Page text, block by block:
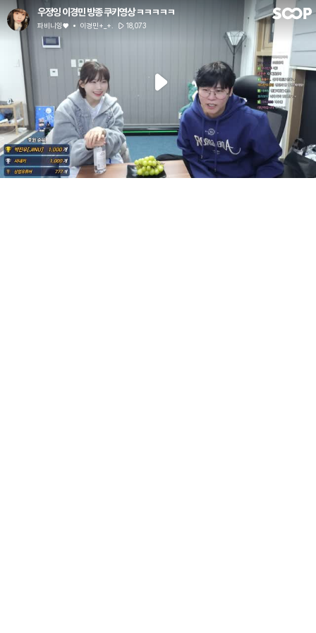
우정잉 이경민 방종 쿠키영상 ㅋㅋㅋㅋㅋ
파비니잉♥ 이경민+_+. 18,073